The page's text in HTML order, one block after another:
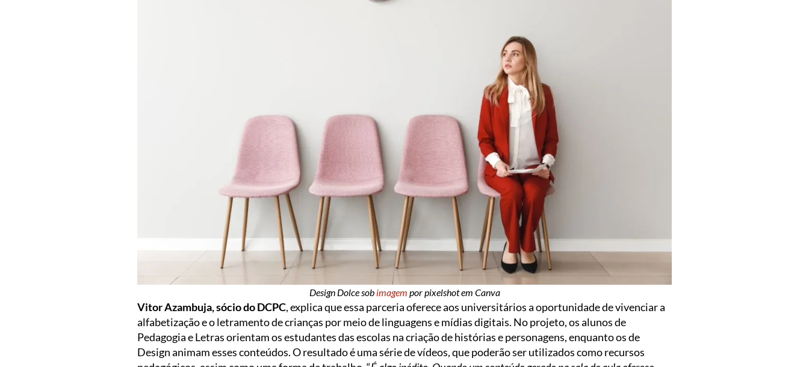
Design Dolce sob imagem por pixelshot em Canva
Vitor Azambuja, sócio do DCPC, explica que essa parceria oferece aos universitários a oportunidade de vivenciar a
alfabetização e o letramento de crianças por meio de linguagens e mídias digitais. No projeto, os alunos de
Pedagogia e Letras orientam os estudantes das escolas na criação de histórias e personagens, enquanto os de
Design animam esses conteúdos. O resultado é uma série de vídeos, que poderão ser utilizados como recursos